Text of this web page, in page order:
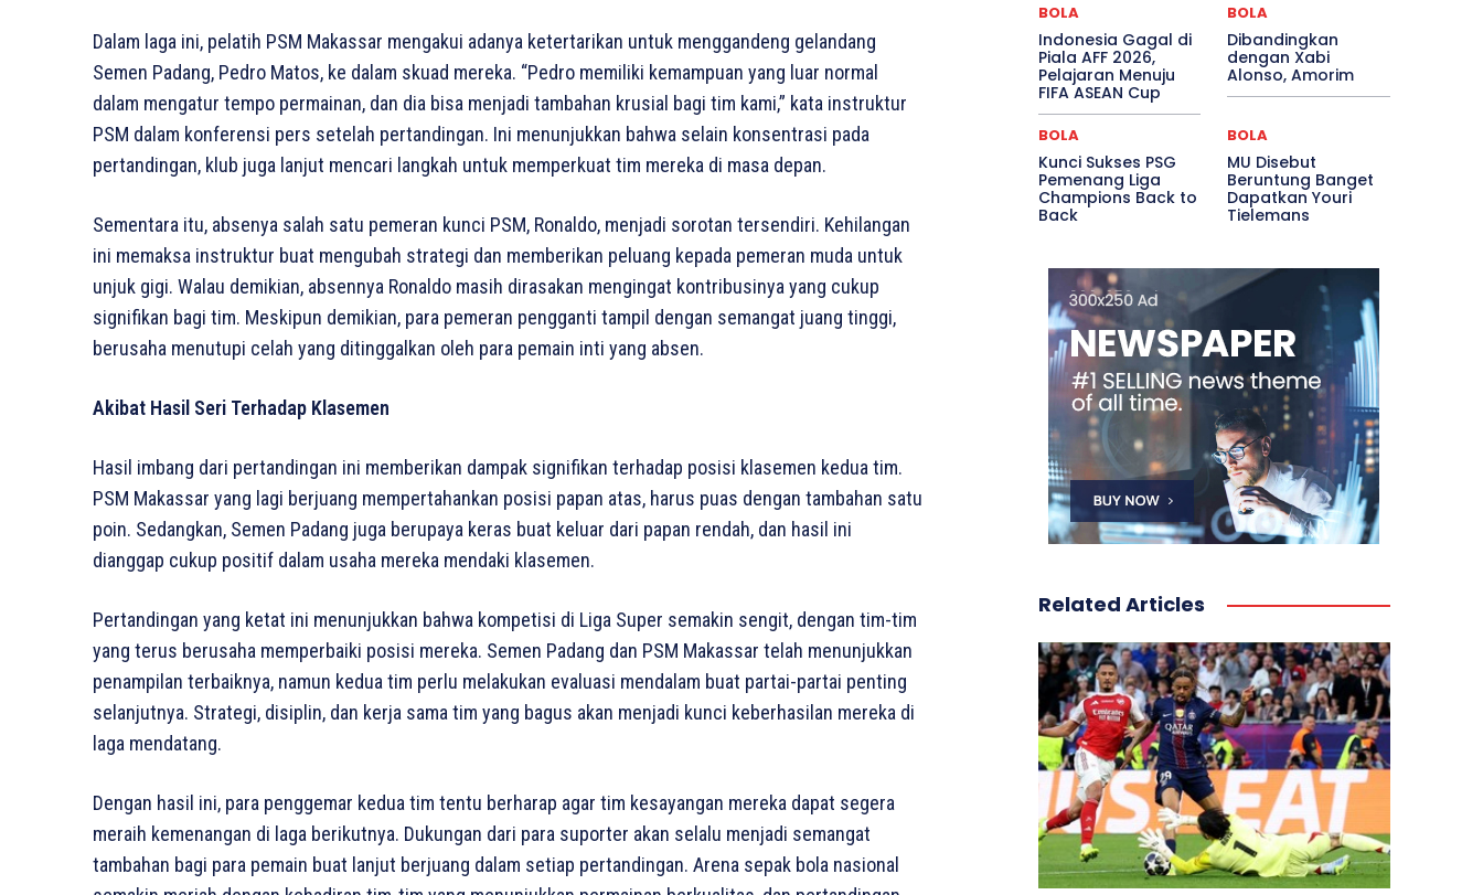
Dalam laga ini, pelatih PSM Makassar mengakui adanya ketertarikan untuk menggandeng gelandang
Semen Padang, Pedro Matos, ke dalam skuad mereka. “Pedro memiliki kemampuan yang luar normal
dalam mengatur tempo permainan, dan dia bisa menjadi tambahan krusial bagi tim kami,” kata instruktur
PSM dalam konferensi pers setelah pertandingan. Ini menunjukkan bahwa selain konsentrasi pada
pertandingan, klub juga lanjut mencari langkah untuk memperkuat tim mereka di masa depan.
Sementara itu, absenya salah satu pemeran kunci PSM, Ronaldo, menjadi sorotan tersendiri. Kehilangan
ini memaksa instruktur buat mengubah strategi dan memberikan peluang kepada pemeran muda untuk
unjuk gigi. Walau demikian, absennya Ronaldo masih dirasakan mengingat kontribusinya yang cukup
signifikan bagi tim. Meskipun demikian, para pemeran pengganti tampil dengan semangat juang tinggi,
berusaha menutupi celah yang ditinggalkan oleh para pemain inti yang absen.
Akibat Hasil Seri Terhadap Klasemen
Hasil imbang dari pertandingan ini memberikan dampak signifikan terhadap posisi klasemen kedua tim.
PSM Makassar yang lagi berjuang mempertahankan posisi papan atas, harus puas dengan tambahan satu
poin. Sedangkan, Semen Padang juga berupaya keras buat keluar dari papan rendah, dan hasil ini
dianggap cukup positif dalam usaha mereka mendaki klasemen.
Pertandingan yang ketat ini menunjukkan bahwa kompetisi di Liga Super semakin sengit, dengan tim-tim
yang terus berusaha memperbaiki posisi mereka. Semen Padang dan PSM Makassar telah menunjukkan
penampilan terbaiknya, namun kedua tim perlu melakukan evaluasi mendalam buat partai-partai penting
selanjutnya. Strategi, disiplin, dan kerja sama tim yang bagus akan menjadi kunci keberhasilan mereka di
laga mendatang.
Dengan hasil ini, para penggemar kedua tim tentu berharap agar tim kesayangan mereka dapat segera
meraih kemenangan di laga berikutnya. Dukungan dari para suporter akan selalu menjadi semangat
tambahan bagi para pemain buat lanjut berjuang dalam setiap pertandingan. Arena sepak bola nasional
BOLA
Indonesia Gagal di
Piala AFF 2026,
Pelajaran Menuju
FIFA ASEAN Cup
BOLA
Dibandingkan
dengan Xabi
Alonso, Amorim
BOLA
Kunci Sukses PSG
Pemenang Liga
Champions Back to
Back
BOLA
MU Disebut
Beruntung Banget
Dapatkan Youri
Tielemans
Related Articles